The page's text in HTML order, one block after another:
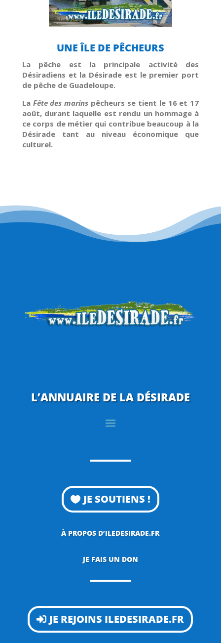
UNE ÎLE DE PÊCHEURS
La pêche est la principale activité des
Désiradiens et la Désirade est le premier port
de pêche de Guadeloupe.
La Fête des marins pêcheurs se tient le 16 et 17
août, durant laquelle est rendu un hommage à
ce corps de métier qui contribue beaucoup à la
Désirade tant au niveau économique que
culturel.
L’ANNUAIRE DE LA DÉSIRADE
JE SOUTIENS !
À PROPOS D’ILEDESIRADE.FR
JE FAIS UN DON
JE REJOINS ILEDESIRADE.FR